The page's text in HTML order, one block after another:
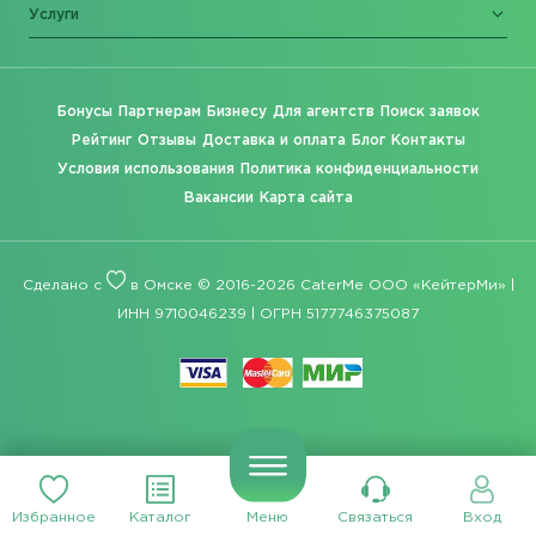
Избранное Каталог Меню Связаться Вход
Услуги
Бонусы Партнерам Бизнесу Для агентств Поиск заявок
Рейтинг Отзывы Доставка и оплата Блог Контакты
Условия использования Политика конфиденциальности
Вакансии Карта сайта
Сделано с в Омске © 2016-2026 CaterMe ООО «КейтерМи» |
ИНН 9710046239 | ОГРН 5177746375087